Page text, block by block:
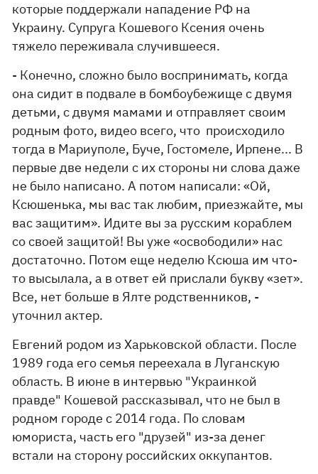
которые поддержали нападение РФ на
Украину. Супруга Кошевого Ксения очень
тяжело переживала случившееся.
- Конечно, сложно было воспринимать, когда
она сидит в подвале в бомбоубежище с двумя
детьми, с двумя мамами и отправляет своим
родным фото, видео всего, что происходило
тогда в Мариуполе, Буче, Гостомеле, Ирпене... В
первые две недели с их стороны ни слова даже
не было написано. А потом написали: «Ой,
Ксюшенька, мы вас так любим, приезжайте, мы
вас защитим». Идите вы за русским кораблем
со своей защитой! Вы уже «освободили» нас
достаточно. Потом еще неделю Ксюша им что-
то высылала, а в ответ ей прислали букву «зет».
Все, нет больше в Ялте родственников, -
уточнил актер.
Евгений родом из Харьковской области. После
1989 года его семья переехала в Луганскую
область. В июне в интервью "Украинкой
правде" Кошевой рассказывал, что не был в
родном городе с 2014 года. По словам
юмориста, часть его "друзей" из-за денег
встали на сторону российских оккупантов.